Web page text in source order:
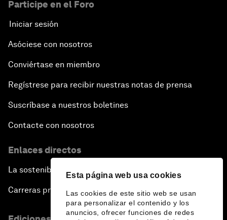
Esta página web usa cookies
Las cookies de este sitio web se usan
para personalizar el contenido y los
anuncios, ofrecer funciones de redes
Participe en el Foro
Iniciar sesión
Asóciese con nosotros
Conviértase en miembro
Regístrese para recibir nuestras notas de prensa
Suscríbase a nuestros boletines
Contacte con nosotros
Enlaces directos
La sostenibilidad en el Foro
Carreras profesionales